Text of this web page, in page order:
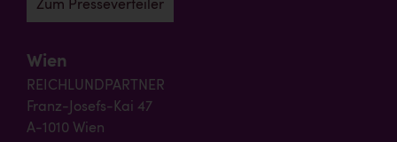
Zum Presseverteiler
Wien
REICHLUNDPARTNER
Franz-Josefs-Kai 47
A-1010 Wien